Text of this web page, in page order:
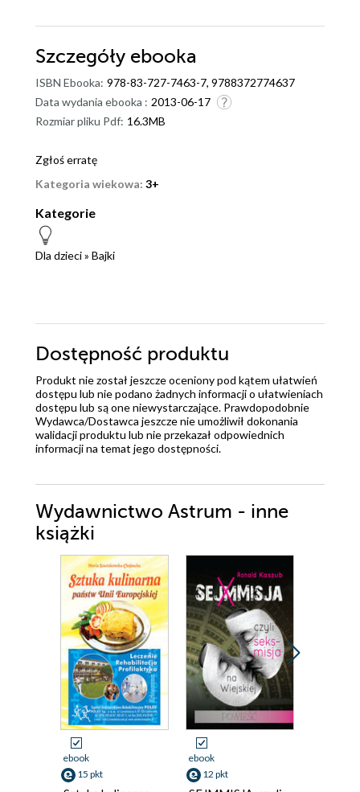
Szczegóły ebooka
ISBN Ebooka: 978-83-727-7463-7, 9788372774637
Data wydania ebooka : 2013-06-17
Rozmiar pliku Pdf: 16.3MB
Zgłoś erratę
Kategoria wiekowa: 3+
Kategorie
Dla dzieci» Bajki
Dostępność produktu
Produkt nie został jeszcze oceniony pod kątem ułatwień
dostępu lub nie podano żadnych informacji o ułatwieniach
dostępu lub są one niewystarczające. Prawdopodobnie
Wydawca/Dostawca jeszcze nie umożliwił dokonania
walidacji produktu lub nie przekazał odpowiednich
informacji na temat jego dostępności.
Wydawnictwo Astrum - inne
książki
ebook
15 pkt
ebook
12 pkt